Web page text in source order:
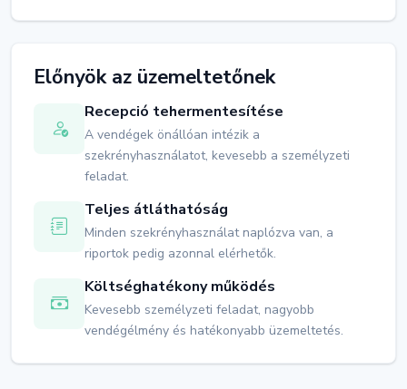
Előnyök az üzemeltetőnek
Recepció tehermentesítése
A vendégek önállóan intézik a
szekrényhasználatot, kevesebb a személyzeti
feladat.
Teljes átláthatóság
Minden szekrényhasználat naplózva van, a
riportok pedig azonnal elérhetők.
Költséghatékony működés
Kevesebb személyzeti feladat, nagyobb
vendégélmény és hatékonyabb üzemeltetés.